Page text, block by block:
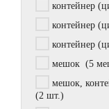
контейнер
контейнер
контейнер
мешок (5
мешок,
(2 шт.)